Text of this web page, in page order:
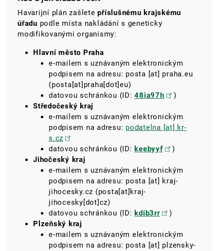
Havarijní plán zašletepříslušnému krajskému
úřadu podle místa nakládání s geneticky
modifikovanými organismy:
Hlavní město Praha
e-mailem s uznávaným elektronickým
podpisem na adresu: posta [at] praha.eu
(posta[at]praha[dot]eu)
datovou schránkou (ID:48ia97h
)
Středočeský kraj
e-mailem s uznávaným elektronickým
podpisem na adresu: podatelna [at] kr-
s.cz
datovou schránkou (ID: keebyyf
)
Jihočeský kraj
e-mailem s uznávaným elektronickým
podpisem na adresu: posta [at] kraj-
jihocesky.cz (posta[at]kraj-
jihocesky[dot]cz)
datovou schránkou (ID: kdib3rr
)
Plzeňský kraj
e-mailem s uznávaným elektronickým
podpisem na adresu:​​​​​​​ posta [at] plzensky-